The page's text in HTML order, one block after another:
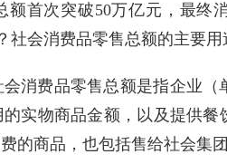
额首次突破50万亿元，最终
社会消费品零售总额的主要用
消费品零售总额是指企业
实物商品金额，以及提供
的商品，也包括售给社会集